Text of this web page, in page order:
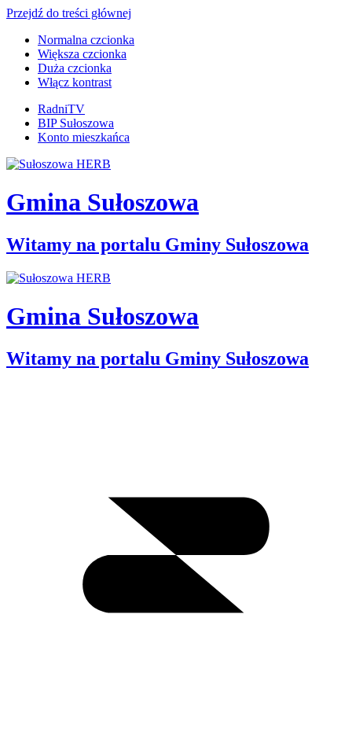
Przejdź do treści głównej
Normalna czcionka
Większa czcionka
Duża czcionka
Włącz kontrast
RadniTV
BIP Sułoszowa
Konto mieszkańca
Gmina Sułoszowa
Witamy na portalu Gminy Sułoszowa
Gmina Sułoszowa
Witamy na portalu Gminy Sułoszowa